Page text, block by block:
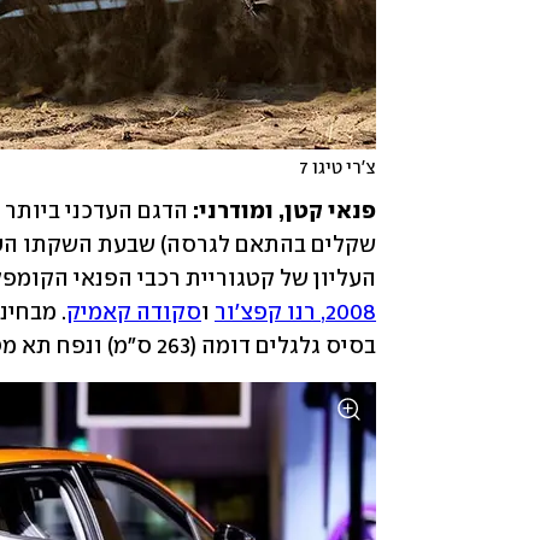
צ'רי טיגו 7
פנאי קטן, ומודרני:
העליון של קטגוריית רכבי הפנאי
2008, רנו קפצ'ור
וסקודה קאמיק
בסיס גלגלים דומה (263 ס"מ) ונפח תא מטען קטן במעט (378 ליטר).